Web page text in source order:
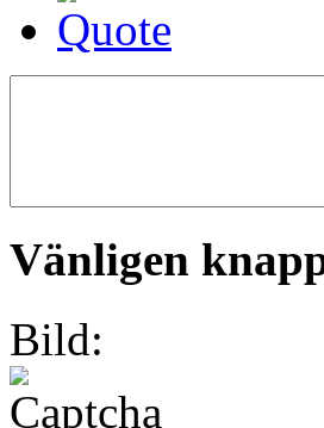
Vänligen
Bild: